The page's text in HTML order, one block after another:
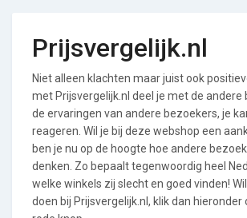
Prijsvergelijk.nl
Niet alleen klachten maar juist ook
met Prijsvergelijk.nl deel je met de andere
de ervaringen van andere bezoekers, je
reageren. Wil je bij deze webshop een
ben je nu op de hoogte hoe andere
denken. Zo bepaalt tegenwoordig heel
welke winkels zij slecht en goed vinden!
doen bij Prijsvergelijk.nl, klik dan